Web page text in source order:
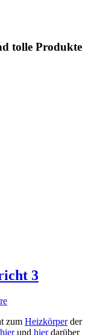
tolle Produkte
3
zum Heizkörperder
hierund hierdarüber